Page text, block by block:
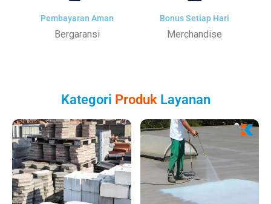
Pembayaran Aman
Bergaransi
Bonus Setiap Hari
Merchandise
Kategori Produk Layanan